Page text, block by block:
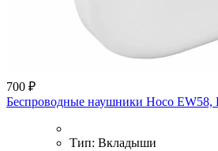
700 ₽
Беспроводные наушники Hoco EW58,
Тип: Вкладыши